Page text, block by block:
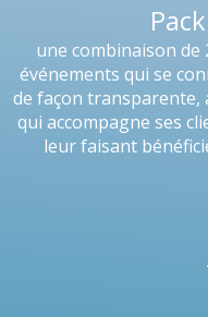
une combinaison de
événements qui se
de façon transparente,
qui accompagne ses
leur faisant